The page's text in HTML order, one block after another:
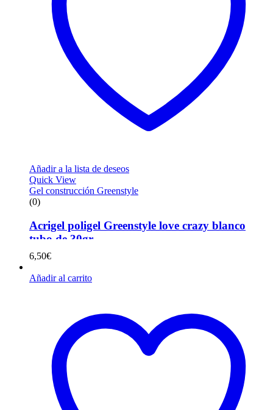
Añadir a la lista de deseos
Quick View
Gel construcción Greenstyle
(0)
Acrigel poligel Greenstyle love crazy blanco
tubo de 30gr
6,50€
Añadir al carrito